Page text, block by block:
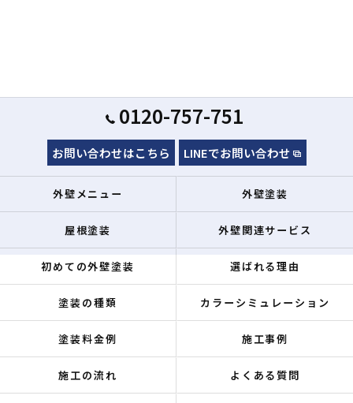
0120-757-751
お問い合わせはこちら LINEでお問い合わせ
外壁メニュー 外壁塗装
屋根塗装 外壁関連サービス
初めての外壁塗装 選ばれる理由
塗装の種類 カラーシミュレーション
塗装料金例 施工事例
施工の流れ よくある質問